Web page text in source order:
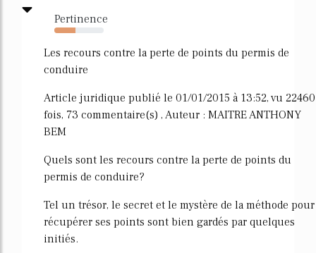
Pertinence
43%
Les recours contre la perte de points du permis de
conduire
Article juridique publié le 01/01/2015 à 13:52, vu 22460
fois, 73 commentaire(s) , Auteur : MAITRE ANTHONY
BEM
Quels sont les recours contre la perte de points du
permis de conduire?
Tel un trésor, le secret et le mystère de la méthode pour
récupérer ses points sont bien gardés par quelques
initiés.